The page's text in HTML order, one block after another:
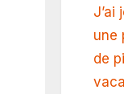
J’ai
une
de